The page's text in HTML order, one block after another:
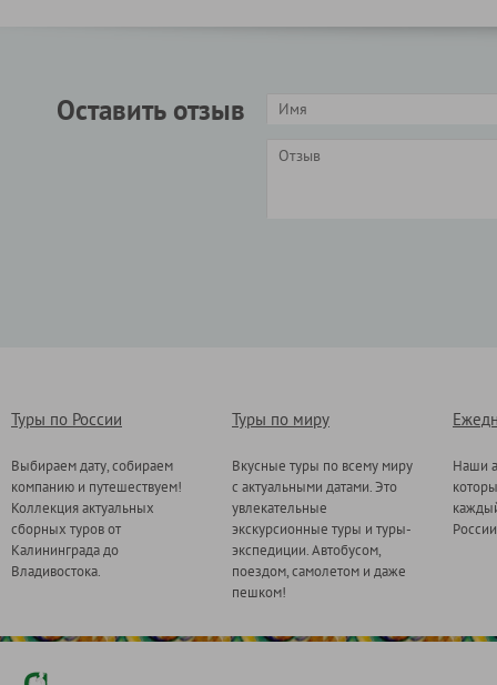
Оставить отзыв
Туры по России
Выбираем дату, собираем
компанию и путешествуем!
Коллекция актуальных
сборных туров от
Калининграда до
Владивостока.
Туры по миру
Вкусные туры по всему миру
с актуальными датами. Это
увлекательные
экскурсионные туры и туры-
экспедиции. Автобусом,
поездом, самолетом и даже
пешком!
Наши